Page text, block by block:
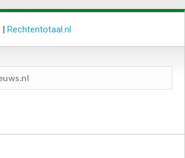
| Rechtentotaal.nl